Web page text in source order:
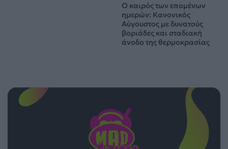
Ο καιρός των επομένων
ημερών: Κανονικός
Αύγουστος με δυνατούς
βοριάδες και σταδιακή
άνοδο της θερμοκρασίας